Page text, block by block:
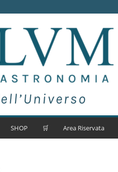
SHOP 🛒 Area Riservata